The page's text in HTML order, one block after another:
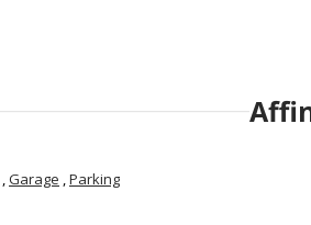
Garage Parking